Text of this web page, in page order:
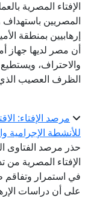
الإفتاء المصرية
المصريين
إرهابيين بمنطقة
أن مصر لديها جهاز
والاحتراف، ويستطيع
الظرف العصيب
مرصد الإفتاء:
للأنشطة الإجرامية
حذر مرصد الفتاوى
الإفتاء المصرية
في استمرار وتفاقم
على أن دراسات